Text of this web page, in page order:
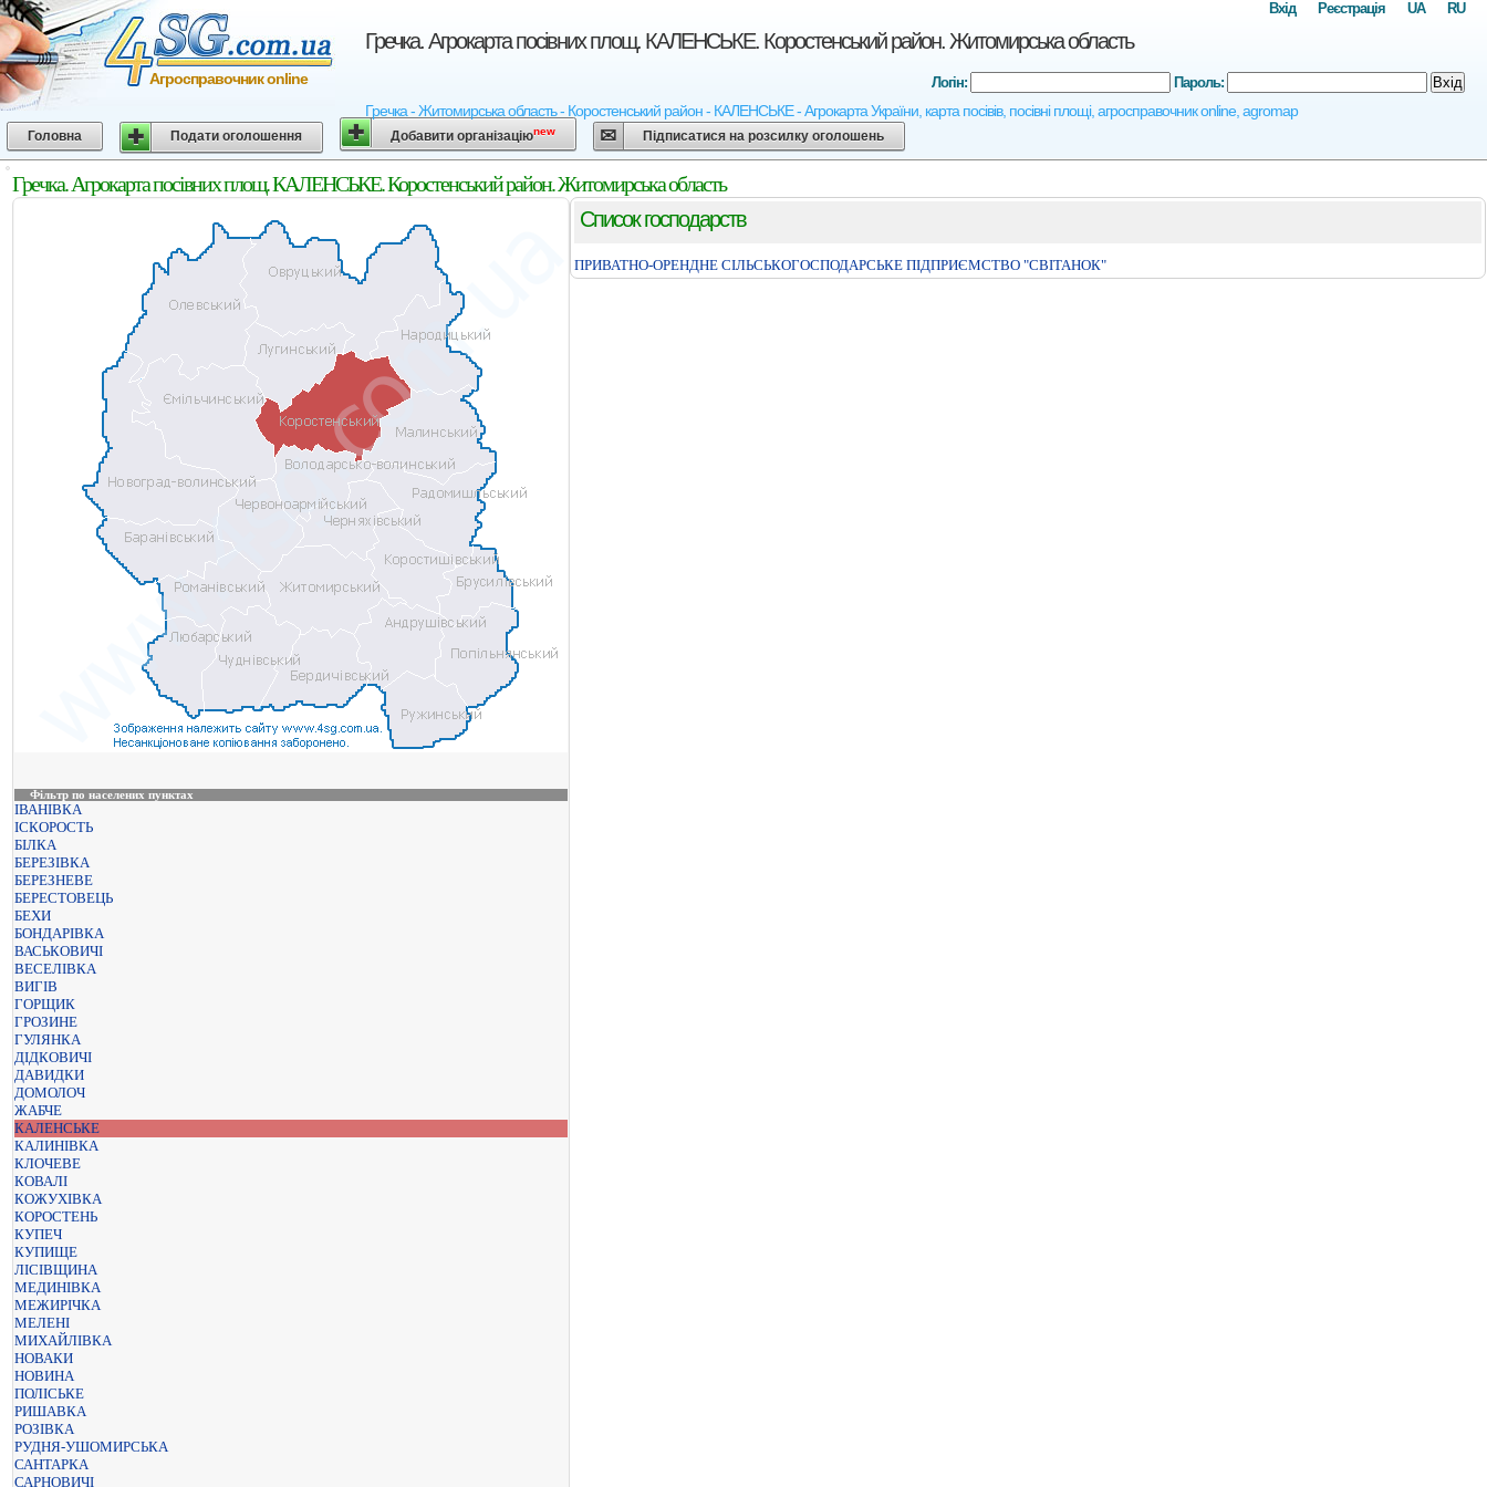
Гречка. Агрокарта посівних площ. КАЛЕНСЬКЕ. Коростенський район. Житомирська область
Гречка - Житомирська область - Коростенський район - КАЛЕНСЬКЕ - Агрокарта України, карта посівів, посівні площі, агросправочник online, agromap
Агросправочник online
RU
UA
Реєстрація
Вхід
Логін: Пароль: Вхід
Головна Подати оголошення Добавити організаціюnew Підписатися на розсилку оголошень
Гречка. Агрокарта посівних площ. КАЛЕНСЬКЕ. Коростенський район. Житомирська область
Фільтр по населених пунктах
ІВАНІВКА
ІСКОРОСТЬ
БІЛКА
БЕРЕЗІВКА
БЕРЕЗНЕВЕ
БЕРЕСТОВЕЦЬ
БЕХИ
БОНДАРІВКА
ВАСЬКОВИЧІ
ВЕСЕЛІВКА
ВИГІВ
ГОРЩИК
ГРОЗИНЕ
ГУЛЯНКА
ДІДКОВИЧІ
ДАВИДКИ
ДОМОЛОЧ
ЖАБЧЕ
КАЛЕНСЬКЕ
КАЛИНІВКА
КЛОЧЕВЕ
КОВАЛІ
КОЖУХІВКА
КОРОСТЕНЬ
КУПЕЧ
КУПИЩЕ
ЛІСІВЩИНА
МЕДИНІВКА
МЕЖИРІЧКА
МЕЛЕНІ
МИХАЙЛІВКА
НОВАКИ
НОВИНА
ПОЛІСЬКЕ
РИШАВКА
РОЗІВКА
РУДНЯ-УШОМИРСЬКА
САНТАРКА
САРНОВИЧІ
Список господарств
ПРИВАТНО-ОРЕНДНЕ СIЛЬСЬКОГОСПОДАРСЬКЕ ПIДПРИЄМСТВО "СВIТАНОК"